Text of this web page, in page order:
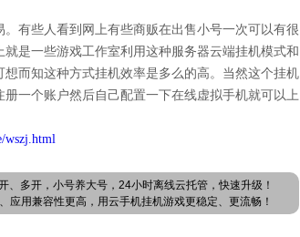
有些人看到网上有些商贩在出售小号一次可以有很
是一些游戏工作室利用这种服务器云端挂机模式和
而知这种方式挂机效率是多么的高。当然这个挂机
一个账户然后自己配置一下在线虚拟手机就可以上
wszj.html
多开，小号养大号，24小时离线云托管，快速升级！
应用兼容性更高，用云手机挂机游戏更稳定、更流畅！